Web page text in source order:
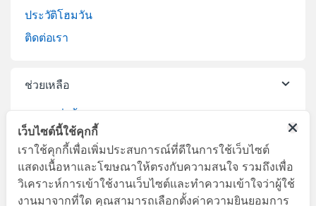
ประวัติโฮมวัน
ติดต่อเรา
ช่วยเหลือ
บริการจัดส่งสินค้า
เปลี่ยนคืนสินค้า
เว็บไซต์นี้ใช้คุกกี้
เราใช้คุกกี้เพื่อเพิ่มประสบการณ์ที่ดีในการใช้เว็บไซต์
แสดงเนื้อหาและโฆษณาให้ตรงกับความสนใจ รวมถึงเพื่อ
วิเคราะห์การเข้าใช้งานเว็บไซต์และทำความเข้าใจว่าผู้ใช้
งานมาจากที่ใด คุณสามารถเลือกตั้งค่าความยินยอมการ